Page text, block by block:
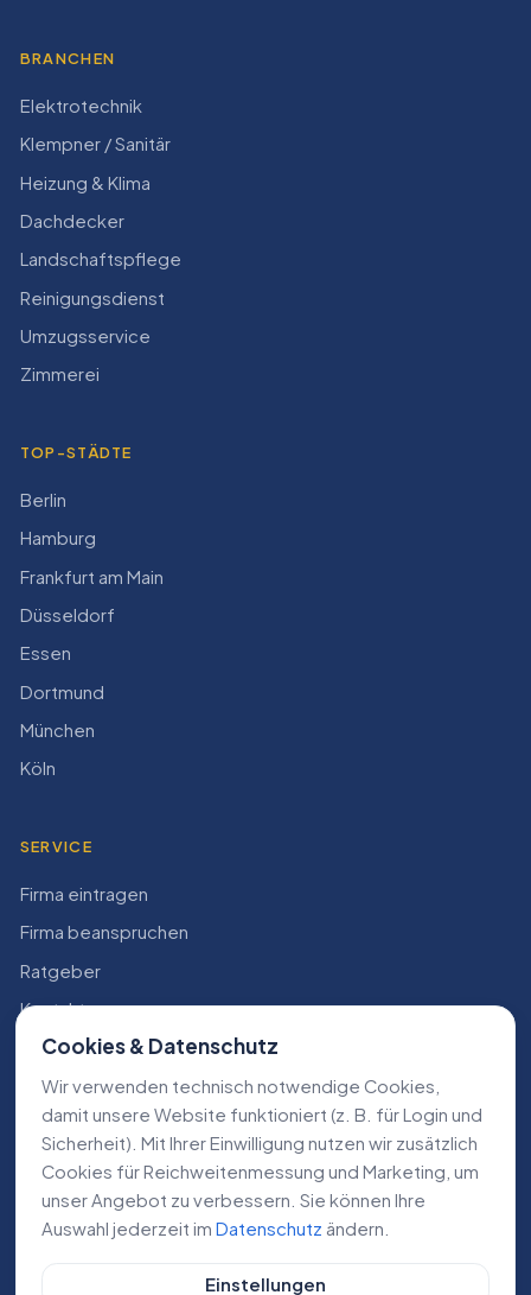
BRANCHEN
Elektrotechnik
Klempner / Sanitär
Heizung & Klima
Dachdecker
Landschaftspflege
Reinigungsdienst
Umzugsservice
Zimmerei
TOP-STÄDTE
Berlin
Hamburg
Frankfurt am Main
Düsseldorf
Essen
Dortmund
München
Köln
SERVICE
Firma eintragen
Firma beanspruchen
Ratgeber
Kontakt
Konto
RECHTLICHES
Impressum
Datenschutz
AGB
Cookies & Datenschutz
Wir verwenden technisch notwendige Cookies,
damit unsere Website funktioniert (z. B. für Login und
Sicherheit). Mit Ihrer Einwilligung nutzen wir zusätzlich
Cookies für Reichweiten­messung und Marketing, um
unser Angebot zu verbessern. Sie können Ihre
Auswahl jederzeit im Datenschutz ändern.
Einstellungen